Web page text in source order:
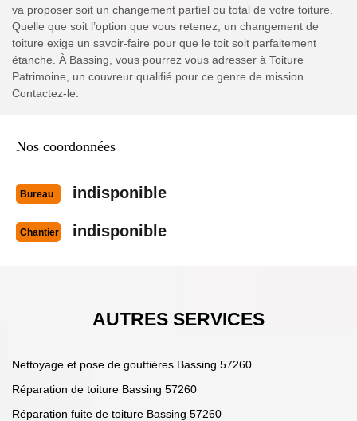
va proposer soit un changement partiel ou total de votre toiture.
Quelle que soit l’option que vous retenez, un changement de
toiture exige un savoir-faire pour que le toit soit parfaitement
étanche. À Bassing, vous pourrez vous adresser à Toiture
Patrimoine, un couvreur qualifié pour ce genre de mission.
Contactez-le.
Nos coordonnées
Bureau indisponible
Chantier indisponible
AUTRES SERVICES
Nettoyage et pose de gouttières Bassing 57260
Réparation de toiture Bassing 57260
Réparation fuite de toiture Bassing 57260